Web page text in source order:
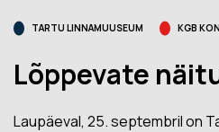
TARTU LINNAMUUSEUM KGB
Lõppevate
Laupäeval, 25. septembril on